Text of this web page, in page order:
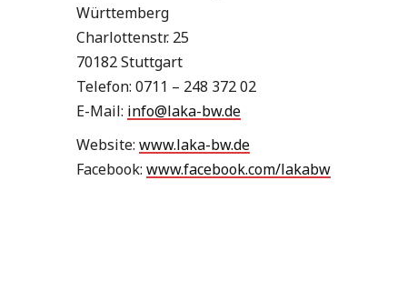
Württemberg
Charlottenstr. 25
70182 Stuttgart
Telefon: 0711 – 248 372 02
E-Mail: info@laka-bw.de
Website: www.laka-bw.de
Facebook: www.facebook.com/lakabw